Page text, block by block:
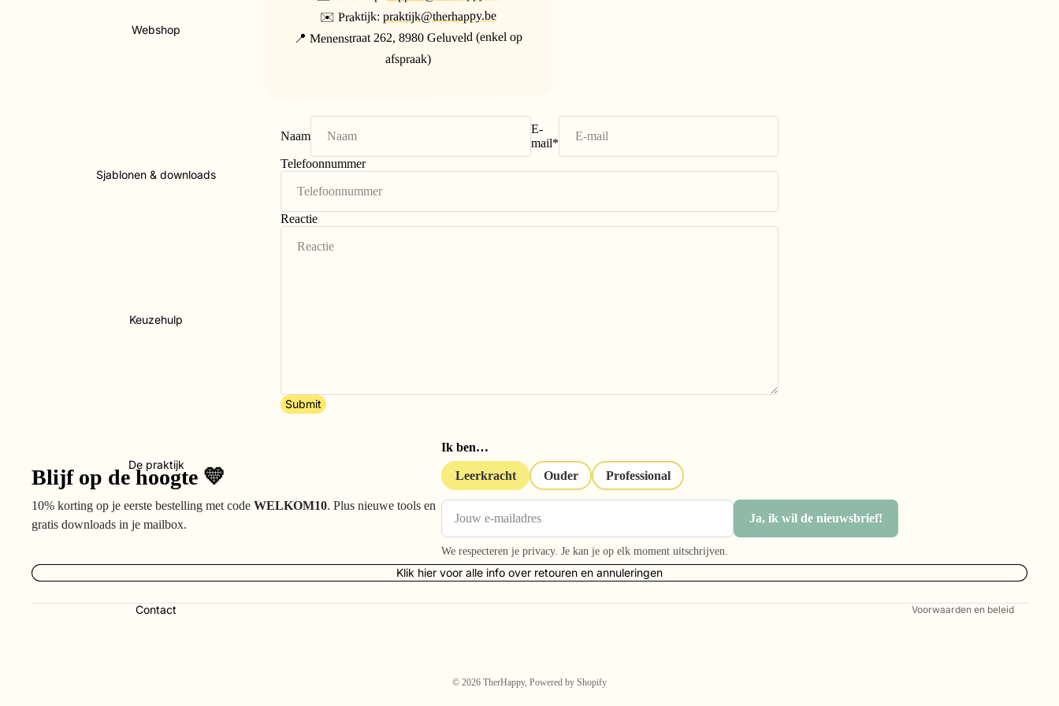
Webshop
Sjablonen & downloads
Keuzehulp
De praktijk
Contact
✉️ Praktijk: praktijk@therhappy.be
📍 Menenstraat 262, 8980 Geluveld (enkel op
afspraak)
Naam
E-
mail*
Telefoonnummer
Reactie
Submit
Blijf op de hoogte 💛
10% korting op je eerste bestelling met code WELKOM10. Plus nieuwe tools en
gratis downloads in je mailbox.
Ik ben…
Leerkracht Ouder Professional
Ja, ik wil de nieuwsbrief!
We respecteren je privacy. Je kan je op elk moment uitschrijven.
Klik hier voor alle info over retouren en annuleringen
© 2026 TherHappy, Powered by Shopify
Voorwaarden en beleid
Terugbetalingsbeleid